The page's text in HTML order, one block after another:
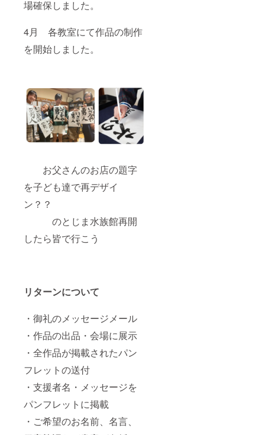
場確保しました。
4月 各教室にて作品の制作
を開始しました。
お父さんのお店の題字
を子ども達で再デザイ
ン？？
のとじま水族館再開
したら皆で行こう
リターンについて
・御礼のメッセージメール
・作品の出品・会場に展示
・全作品が掲載されたパン
フレットの送付
・支援者名・メッセージを
パンフレットに掲載
・ご希望のお名前、名言、